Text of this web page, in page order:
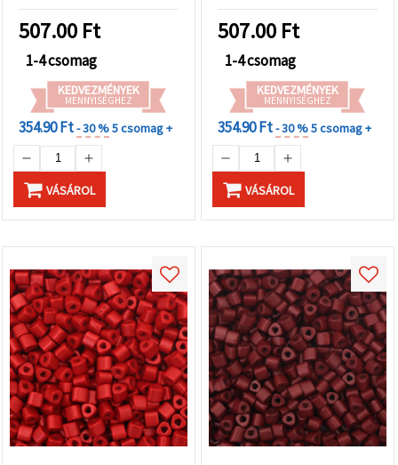
gyöngyfűzéshez és DIY
kreatív kézműves
projektekhez – 15 g (~38
db)
507.00 Ft
1-4 csomag
KEDVEZMÉNYEK
MENNYISÉGHEZ
354.90 Ft- 30 %5 csomag +
VÁSÁROL
ékszerkészítéshez,
gyöngyfűzéshez és DIY
kézműves projektekhez –
15 g (~38 db)
507.00 Ft
1-4 csomag
KEDVEZMÉNYEK
MENNYISÉGHEZ
354.90 Ft- 30 %5 csomag +
VÁSÁROL